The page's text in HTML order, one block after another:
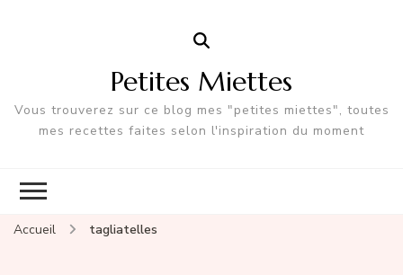
Petites Miettes
Vous trouverez sur ce blog mes "petites miettes", toutes
mes recettes faites selon l'inspiration du moment
Accueil tagliatelles